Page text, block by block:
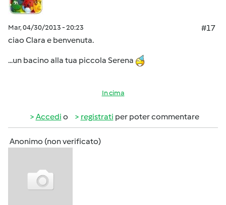
Mar, 04/30/2013 - 20:23
#17
ciao Clara e benvenuta.
...un bacino alla tua piccola Serena
In cima
Accedi o registrati per poter commentare
Anonimo (non verificato)